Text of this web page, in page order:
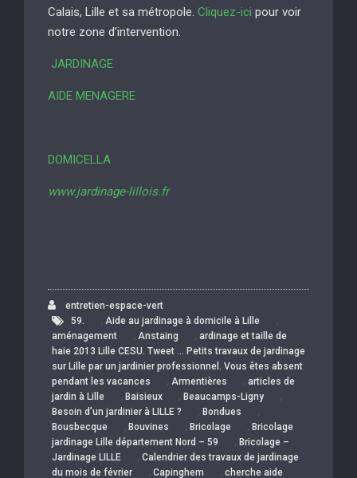
Calais, Lille et sa métropole. Cliquez-ici pour voir
notre zone d’intervention.
JARDINAGE
AIDE MENAGERE
DOMICELLA
www.jardinage-lillois.fr
entretien-espace-vert
59.
, Aide au jardinage à domicile à Lille ,
aménagement , Anstaing , ardinage et taille de
haie 2013 Lille CESU. Tweet … Petits travaux de jardinage
sur Lille par un jardinier professionnel. Vous êtes absent
pendant les vacances
, Armentières , articles de
jardin à Lille
, Baisieux , Beaucamps-Ligny ,
Besoin d’un jardinier à LILLE ? , Bondues ,
Bousbecque , Bouvines , Bricolage , Bricolage
jardinage Lille département Nord – 59
, Bricolage –
Jardinage LILLE
, Calendrier des travaux de jardinage
du mois de février
, Capinghem , cherche aide